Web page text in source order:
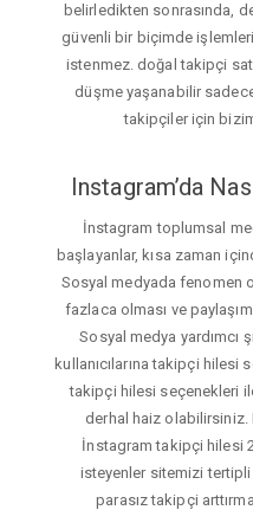
belirledikten sonrasında,
güvenli bir biçimde
istenmez. doğal takipçi
düşme yaşanabilir
takipçiler için
Instagram’da
İnstagram toplumsal
başlayanlar, kısa zaman
Sosyal medyada fenomen
fazlaca olması ve
Sosyal medya yardımcı
kullanıcılarına takipçi hilesi
takipçi hilesi seçenekleri
derhal haiz
İnstagram takipçi hilesi
isteyenler sitemizi
parasız takipçi